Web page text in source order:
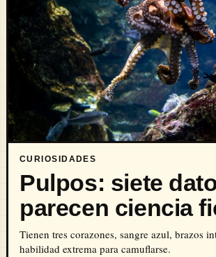
CURIOSIDADES
Pulpos: siete
parecen ciencia
Tienen tres corazones, sangre azul, brazos
habilidad extrema para camuflarse.